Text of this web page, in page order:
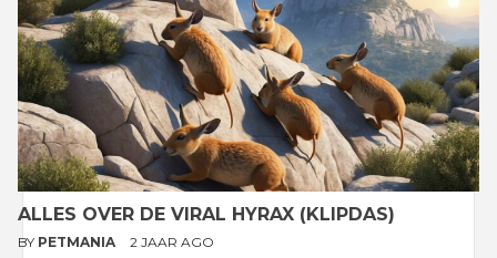
ALLES OVER DE VIRAL HYRAX (KLIPDAS)
BY PETMANIA 2 JAAR AGO